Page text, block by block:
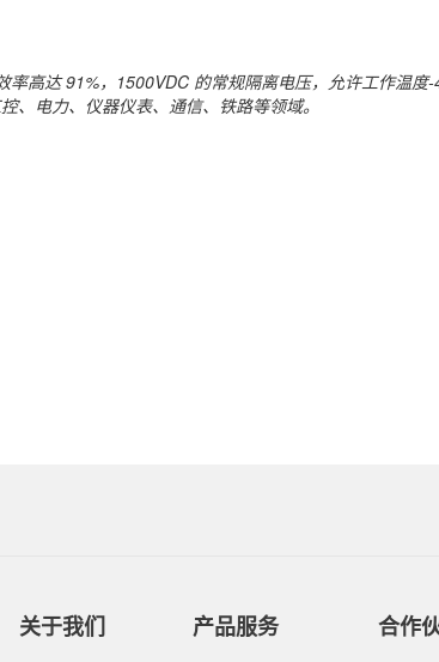
率高达 91%，1500VDC 的常规隔离电压，允许工作
、电力、仪器仪表、通信、铁路等领域。
关于我们 产品服务 合作